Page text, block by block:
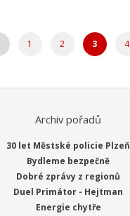
1 2 3 4
Archiv pořadů
30 let Městské policie Plzeň
Bydleme bezpečně
Dobré zprávy z regionů
Duel Primátor - Hejtman
Energie chytře